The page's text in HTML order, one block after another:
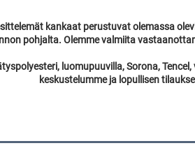
kankaat perustuvat olemassa
pohjalta. Olemme valmiita
luomupuuvilla, Sorona,
keskustelumme ja lopullisen